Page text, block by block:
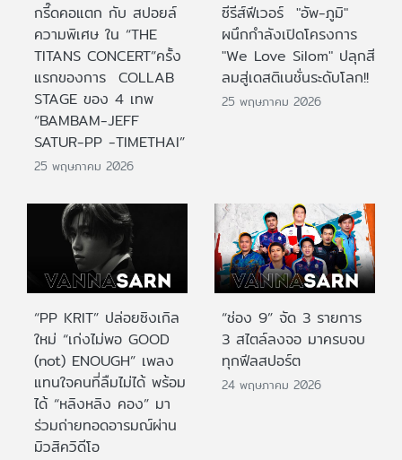
กรี๊ดคอแตก กับ สปอยล์
ความพิเศษ ใน “THE
TITANS CONCERT”ครั้ง
แรกของการ COLLAB
STAGE ของ 4 เทพ
“BAMBAM-JEFF
SATUR-PP -TIMETHAI”
25 พฤษภาคม 2026
ซีรีส์ฟีเวอร์ "อัพ-ภูมิ"
ผนึกกำลังเปิดโครงการ
"We Love Silom" ปลุกสี
ลมสู่เดสติเนชั่นระดับโลก!!
25 พฤษภาคม 2026
“PP KRIT” ปล่อยซิงเกิล
ใหม่ “เก่งไม่พอ GOOD
(not) ENOUGH” เพลง
แทนใจคนที่ลืมไม่ได้ พร้อม
ได้ “หลิงหลิง คอง” มา
ร่วมถ่ายทอดอารมณ์ผ่าน
มิวสิควิดีโอ
“ช่อง 9” จัด 3 รายการ
3 สไตล์ลงจอ มาครบจบ
ทุกฟีลสปอร์ต
24 พฤษภาคม 2026